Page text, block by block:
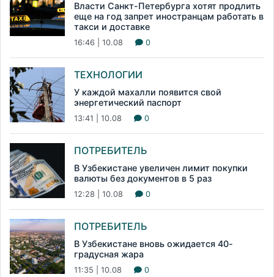
Власти Санкт-Петербурга хотят продлить
еще на год запрет иностранцам работать в
такси и доставке
16:46 | 10.08 0
ТЕХНОЛОГИИ
У каждой махалли появится свой
энергетический паспорт
13:41 | 10.08 0
ПОТРЕБИТЕЛЬ
В Узбекистане увеличен лимит покупки
валюты без документов в 5 раз
12:28 | 10.08 0
ПОТРЕБИТЕЛЬ
В Узбекистане вновь ожидается 40-
градусная жара
11:35 | 10.08 0